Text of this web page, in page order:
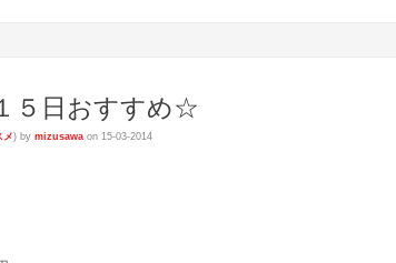
５日おすすめ☆
メ) by mizusawa on 15-03-2014